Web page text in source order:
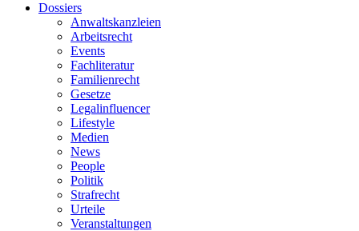
Dossiers
Anwaltskanzleien
Arbeitsrecht
Events
Fachliteratur
Familienrecht
Gesetze
Legalinfluencer
Lifestyle
Medien
News
People
Politik
Strafrecht
Urteile
Veranstaltungen